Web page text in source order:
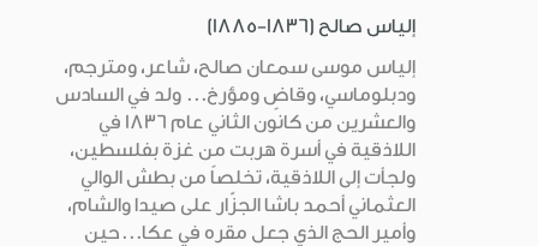
إلياس صالح (1836-1885)
إلياس موسى سمعان صالح، شاعر، ومترجم،
ودبلوماسي، وقاضٍ ومؤرخ... ولد في السادس
والعشرين من كانون الثاني عام 1836 في
اللاذقية في أسرة هربت من غزة بفلسطين،
ولجأت إلى اللاذقية، تخلصاً من بطش الوالي
العثماني أحمد باشا الجزّار على صيدا والشام،
وأمير الحج الذي جعل مقره في عكا...حين